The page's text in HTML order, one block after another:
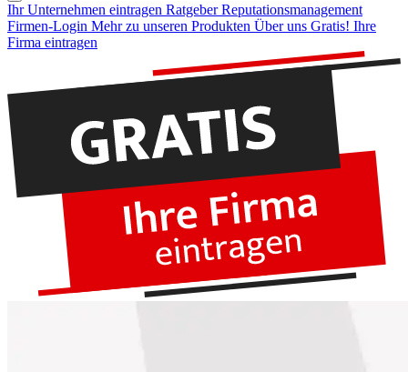
Ihr Unternehmen eintragen Ratgeber Reputationsmanagement
Firmen-Login Mehr zu unseren Produkten Über uns Gratis! Ihre
Firma eintragen